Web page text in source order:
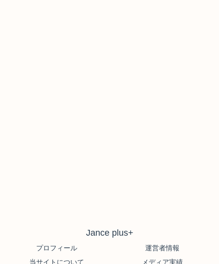
Jance plus+
プロフィール
運営者情報
当サイトについて
メディア実績